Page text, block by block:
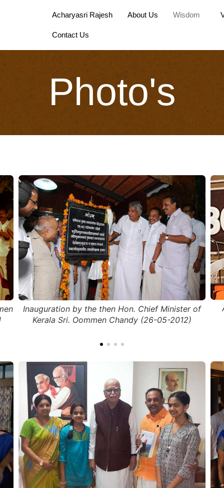
Acharyasri Rajesh About Us Wisdom
Contact Us
Photo's
of
Acharyasri with Sri. Vishvesha Tirtha (late),
Pejawara Matha